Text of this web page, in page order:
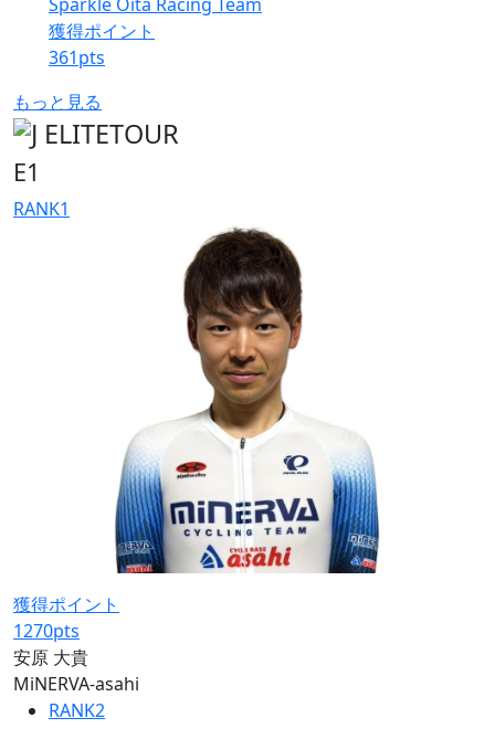
獲得ポイント
361pts
もっと見る
E1
RANK1
獲得ポイント
1270pts
安原 大貴
MiNERVA-asahi
RANK2